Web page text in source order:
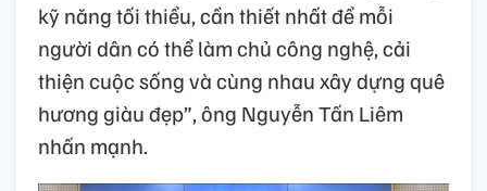
kỹ năng tối thiểu, cần thiết nhất để mỗi
người dân có thể làm chủ công nghệ, cải
thiện cuộc sống và cùng nhau xây dựng quê
hương giàu đẹp”, ông Nguyễn Tấn Liêm
nhấn mạnh.